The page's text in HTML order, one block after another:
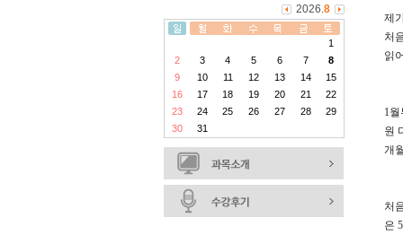
2026.8
1
2
3 4 5 6 7
8
9
10 11 12 13 14
15
16
17 18 19 20 21
22
23
24 25 26 27 28
29
30
31
제
처
읽
1월
원
개
처
은 5